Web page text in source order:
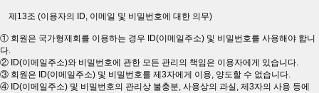
제13조 (이용자의 ID, 이메일 및 비밀번호에 대한 의무)
① 회원은 국가형제회를 이용하는 경우 ID(이메일주소) 및 비밀번호를 사용해야 합니
다.
② ID(이메일주소)와 비밀번호에 관한 모든 관리의 책임은 이용자에게 있습니다.
③ 회원은 ID(이메일주소) 및 비밀번호를 제3자에게 이용, 양도할 수 없습니다.
④ ID(이메일주소) 및 비밀번호의 관리상 불충분, 사용상의 과실, 제3자의 사용 등에